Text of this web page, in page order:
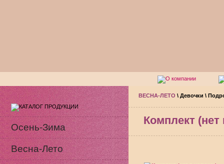
Осень-Зима
Весна-Лето
ВЕСНА-ЛЕТО \ Девочки \
Комплект